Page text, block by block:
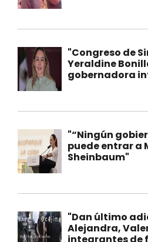
"Congreso de
Yeraldine
gobernadora
"“Ningún
puede entrar a
Sheinbaum"
"Dan último
Alejandra,
integrantes de